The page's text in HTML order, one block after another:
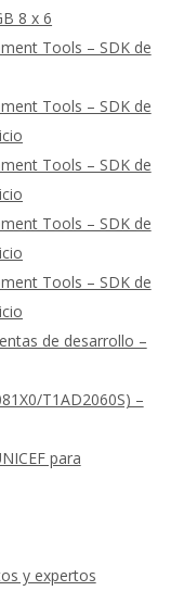
8 x 6
Tools – SDK de
Tools – SDK de
Tools – SDK de
Tools – SDK de
Tools – SDK de
de desarrollo –
T1AD2060S) –
para
y expertos